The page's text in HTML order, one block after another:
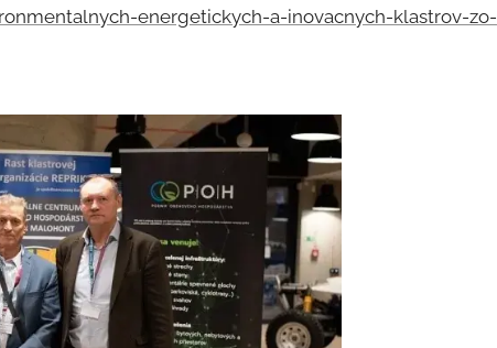
energetickych-a-inovacnych-klastrov-zo-